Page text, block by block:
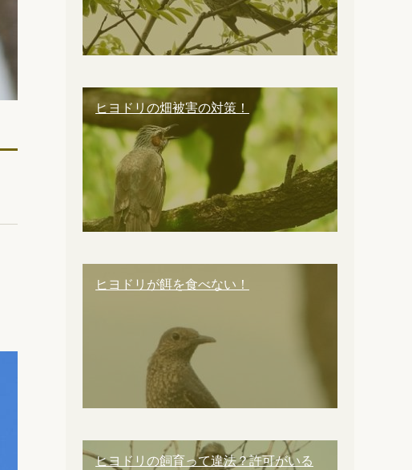
ヒヨドリの畑被害の対策！
ヒヨドリが餌を食べない！
ヒヨドリの飼育って違法？許可がいる